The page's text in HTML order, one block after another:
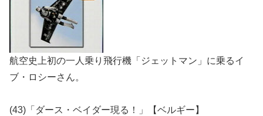
航空史上初の一人乗り飛行機「ジェットマン」に乗るイ
ブ・ロシーさん。
(43)「ダース・ベイダー現る！」【ベルギー】